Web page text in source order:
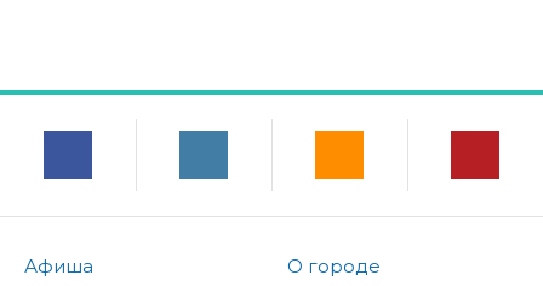
Афиша
О городе